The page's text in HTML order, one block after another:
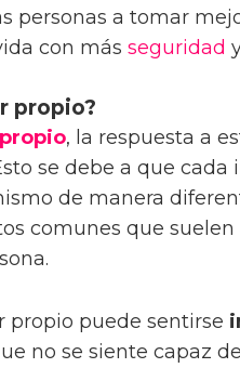
personas a tomar
con más seguridad
propio?
, la respuesta a
se debe a que cada
de manera
comunes que suelen
propio puede sentirse
no se siente capaz